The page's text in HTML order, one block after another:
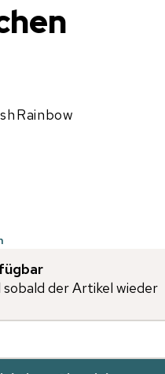
Rainbow
der Artikel wieder